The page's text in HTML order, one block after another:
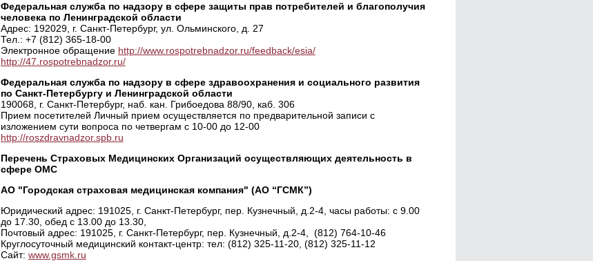
Федеральная служба по надзору в сфере защиты прав потребителей и благополучия
человека по Ленинградской области
Адрес: 192029, г. Санкт-Петербург, ул. Ольминского, д. 27
Тел.: +7 (812) 365-18-00
Электронное обращение http://www.rospotrebnadzor.ru/feedback/esia/
http://47.rospotrebnadzor.ru/
Федеральная служба по надзору в сфере здравоохранения и социального развития
по Санкт-Петербургу и Ленинградской области
190068, г. Санкт-Петербург, наб. кан. Грибоедова 88/90, каб. 306
Прием посетителей Личный прием осуществляется по предварительной записи с
изложением сути вопроса по четвергам с 10-00 до 12-00
http://roszdravnadzor.spb.ru
Перечень Страховых Медицинских Организаций осуществляющих деятельность в
сфере ОМС
АО "Городская страховая медицинская компания" (АО “ГСМК”)
Юридический адрес: 191025, г. Санкт-Петербург, пер. Кузнечный, д.2-4, часы работы: c 9.00
до 17.30, обед с 13.00 до 13.30,
Почтовый адрес: 191025, г. Санкт-Петербург, пер. Кузнечный, д.2-4, (812) 764-10-46
Круглосуточный медицинский контакт-центр: тел: (812) 325-11-20, (812) 325-11-12
Сайт: www.gsmk.ru